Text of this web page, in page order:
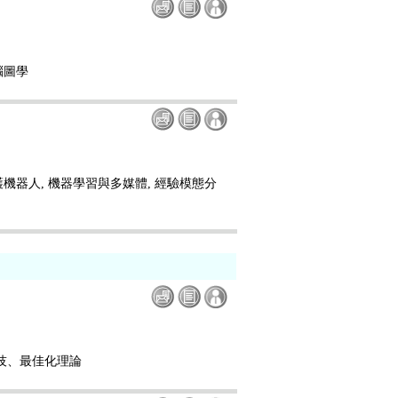
圖學
器人, 機器學習與多媒體, 經驗模態分
、最佳化理論